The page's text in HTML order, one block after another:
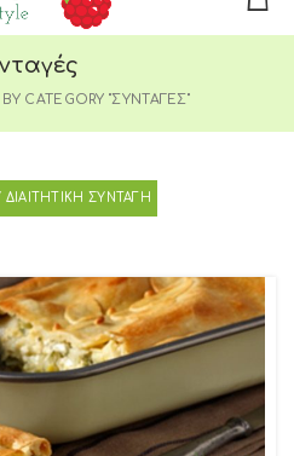
BY CATEGORY "ΣΥΝΤΑΓΕΣ"
ΣΥΝΤΑΓΗ